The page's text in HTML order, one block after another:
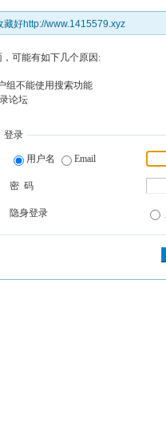
好http://www.1415579.xyz
可能有如下几个原因:
组不能使用搜索功能
论坛
登录
用户名 Email
密 码
隐身登录